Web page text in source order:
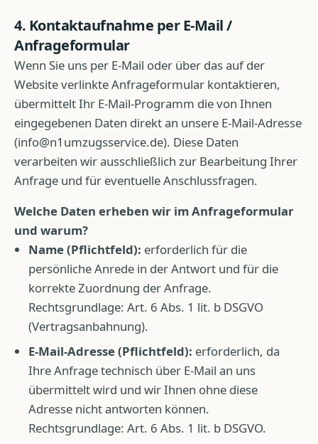
4. Kontaktaufnahme per E-Mail /
Anfrageformular
Wenn Sie uns per E-Mail oder über das auf der
Website verlinkte Anfrageformular kontaktieren,
übermittelt Ihr E-Mail-Programm die von Ihnen
eingegebenen Daten direkt an unsere E-Mail-Adresse
(info@n1umzugsservice.de). Diese Daten
verarbeiten wir ausschließlich zur Bearbeitung Ihrer
Anfrage und für eventuelle Anschlussfragen.
Welche Daten erheben wir im Anfrageformular
und warum?
Name (Pflichtfeld): erforderlich für die
persönliche Anrede in der Antwort und für die
korrekte Zuordnung der Anfrage.
Rechtsgrundlage: Art. 6 Abs. 1 lit. b DSGVO
(Vertragsanbahnung).
E-Mail-Adresse (Pflichtfeld): erforderlich, da
Ihre Anfrage technisch über E-Mail an uns
übermittelt wird und wir Ihnen ohne diese
Adresse nicht antworten können.
Rechtsgrundlage: Art. 6 Abs. 1 lit. b DSGVO.